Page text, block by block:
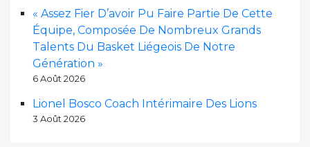
« Assez Fier D’avoir Pu Faire Partie De Cette
Équipe, Composée De Nombreux Grands
Talents Du Basket Liégeois De Notre
Génération »
6 Août 2026
Lionel Bosco Coach Intérimaire Des Lions
3 Août 2026